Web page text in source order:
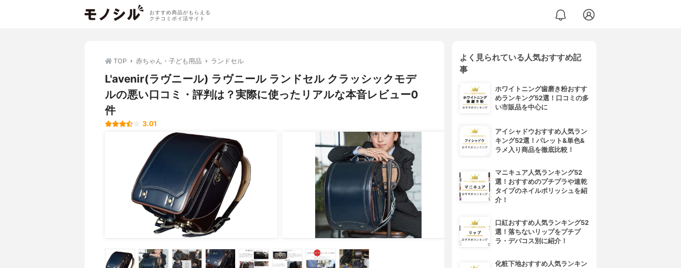
おすすめ商品がもらえる
クチコミポイ活サイト
TOP 赤ちゃん・子ども用品 ランドセル
L'avenir(ラヴニール) ラヴニール ランドセル クラッシックモデ
ルの悪い口コミ・評判は？実際に使ったリアルな本音レビュー0
件
3.01
よく見られている人気おすすめ記
事
ホワイトニング歯磨き粉おすす
めランキング52選！口コミの多
い市販品を中心に
アイシャドウおすすめ人気ラン
キング52選！パレット&単色&
ラメ入り商品を徹底比較！
マニキュア人気ランキング52
選！おすすめのプチプラや速乾
タイプのネイルポリッシュを紹
介！
口紅おすすめ人気ランキング52
選！落ちないリップをプチプ
ラ・デパコス別に紹介！
化粧下地おすすめ人気ランキン